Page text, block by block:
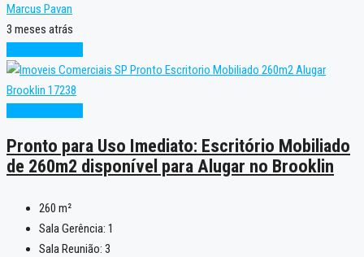
Marcus Pavan
3 meses atrás
Pronto para Uso Imediato: Escritório Mobiliado
de 260m2 disponível para Alugar no Brooklin
260 m²
Sala Gerência: 1
Sala Reunião: 3